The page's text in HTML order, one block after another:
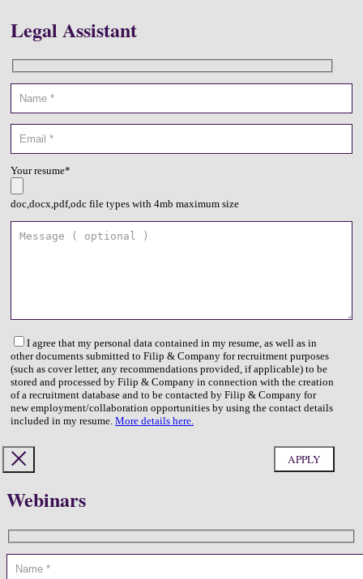
Legal Assistant
Your resume*
doc,docx,pdf,odc file types with 4mb maximum size
I agree that my personal data contained in my resume, as well as in
other documents submitted to Filip & Company for recruitment purposes
(such as cover letter, any recommendations provided, if applicable) to be
stored and processed by Filip & Company in connection with the creation
of a recruitment database and to be contacted by Filip & Company for
new employment/collaboration opportunities by using the contact details
included in my resume. More details here.
Webinars